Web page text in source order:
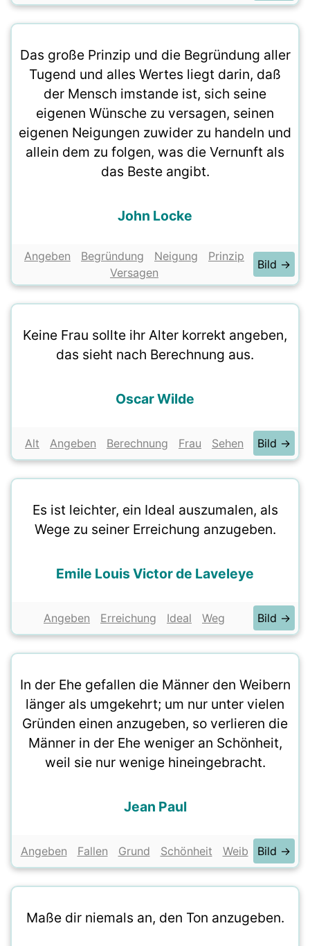
Das große Prinzip und die Begründung aller
Tugend und alles Wertes liegt darin, daß
der Mensch imstande ist, sich seine
eigenen Wünsche zu versagen, seinen
eigenen Neigungen zuwider zu handeln und
allein dem zu folgen, was die Vernunft als
das Beste angibt.
John Locke
Angeben Begründung Neigung
Prinzip
Versagen
Bild →
Keine Frau sollte ihr Alter korrekt angeben,
das sieht nach Berechnung aus.
Oscar Wilde
Alt Angeben Berechnung Frau Sehen Bild →
Es ist leichter, ein Ideal auszumalen, als
Wege zu seiner Erreichung anzugeben.
Emile Louis Victor de Laveleye
Angeben Erreichung Ideal Weg Bild →
In der Ehe gefallen die Männer den Weibern
länger als umgekehrt; um nur unter vielen
Gründen einen anzugeben, so verlieren die
Männer in der Ehe weniger an Schönheit,
weil sie nur wenige hineingebracht.
Jean Paul
Angeben Fallen Grund Schönheit Weib Bild →
Maße dir niemals an, den Ton anzugeben.